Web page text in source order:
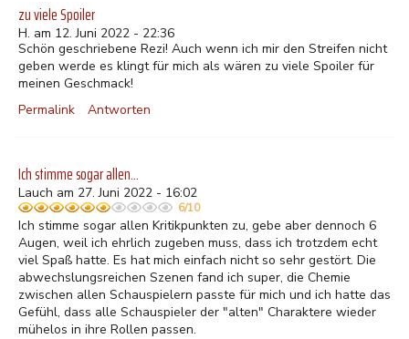
zu viele Spoiler
H. am 12. Juni 2022 - 22:36
Schön geschriebene Rezi! Auch wenn ich mir den Streifen nicht
geben werde es klingt für mich als wären zu viele Spoiler für
meinen Geschmack!
Permalink
Antworten
Ich stimme sogar allen…
Lauch am 27. Juni 2022 - 16:02
6/10
Ich stimme sogar allen Kritikpunkten zu, gebe aber dennoch 6
Augen, weil ich ehrlich zugeben muss, dass ich trotzdem echt
viel Spaß hatte. Es hat mich einfach nicht so sehr gestört. Die
abwechslungsreichen Szenen fand ich super, die Chemie
zwischen allen Schauspielern passte für mich und ich hatte das
Gefühl, dass alle Schauspieler der "alten" Charaktere wieder
mühelos in ihre Rollen passen.